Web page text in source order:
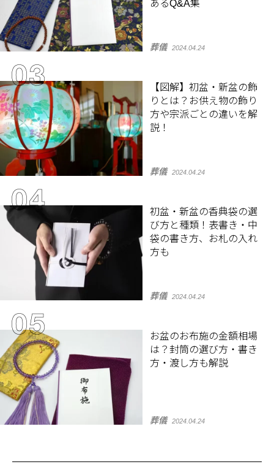
あるQ&A集
葬儀 2024.04.24
【図解】初盆・新盆の飾
りとは？お供え物の飾り
方や宗派ごとの違いを解
説！
葬儀 2024.04.24
初盆・新盆の香典袋の選
び方と種類！表書き・中
袋の書き方、お札の入れ
方も
葬儀 2024.04.24
お盆のお布施の金額相場
は？封筒の選び方・書き
方・渡し方も解説
葬儀 2024.04.24